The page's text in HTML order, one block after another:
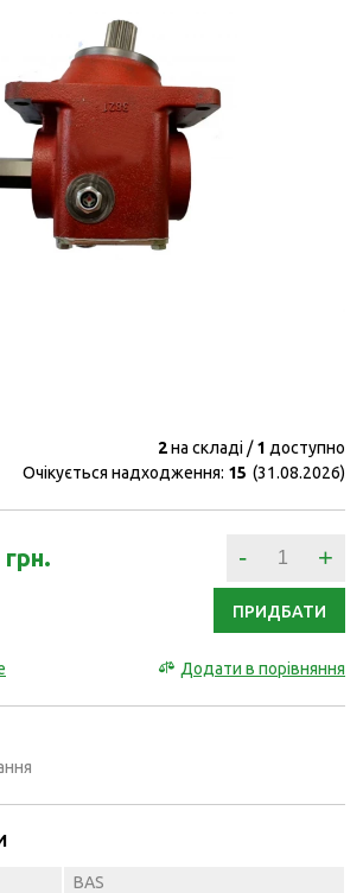
2на складі 1 доступно
Очікується надходження: 15 (31.08.2026)
грн. - +
ПРИДБАТИ
Додати в порівняння
BAS